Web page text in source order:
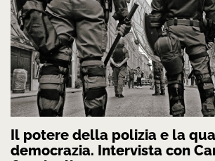
Il potere della polizia e la
democrazia. Intervista con